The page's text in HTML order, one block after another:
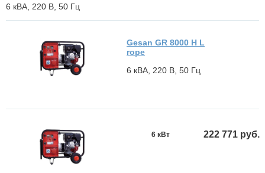
6 кВА, 220 В, 50 Гц
Gesan GR 8000 H L
rope
6 кВА, 220 В, 50 Гц
222 771 руб.
6 кВт